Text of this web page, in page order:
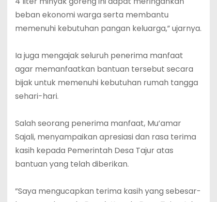
beban ekonomi warga serta membantu
memenuhi kebutuhan pangan keluarga,” ujarnya.
‎Ia juga mengajak seluruh penerima manfaat
agar memanfaatkan bantuan tersebut secara
bijak untuk memenuhi kebutuhan rumah tangga
sehari-hari.
‎Salah seorang penerima manfaat, Mu’amar
Sajali, menyampaikan apresiasi dan rasa terima
kasih kepada Pemerintah Desa Tajur atas
bantuan yang telah diberikan.
‎”Saya mengucapkan terima kasih yang sebesar-